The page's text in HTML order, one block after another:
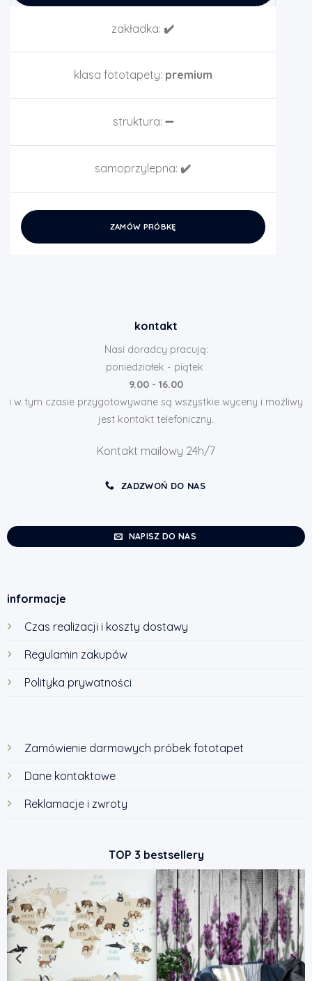
zakładka: ✔️
klasa fototapety: premium
struktura: ➖
samoprzylepna: ✔️
ZAMÓW PRÓBKĘ
kontakt
Nasi doradcy pracują:
poniedziałek - piątek
9.00 - 16.00
i w tym czasie przygotowywane są wszystkie wyceny i możliwy
jest kontakt telefoniczny.
Kontakt mailowy 24h/7
ZADZWOŃ DO NAS
NAPISZ DO NAS
informacje
Czas realizacji i koszty dostawy
Regulamin zakupów
Polityka prywatności
Zamówienie darmowych próbek fototapet
Dane kontaktowe
Reklamacje i zwroty
TOP 3 bestsellery